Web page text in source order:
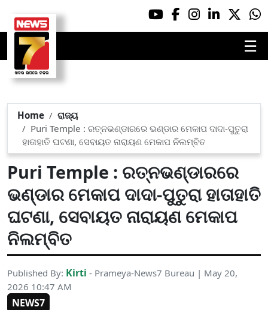
☰
Home
ରାଜ୍ୟ
Puri Temple : ରତ୍ନଭଣ୍ଡାରରେ ଭଣ୍ଡାର ମେକାପ ଦାଦା-ପୁତୁରା
ହାତାହାତି ଘଟଣା, ସେବାୟତ ନାରାୟଣ ମେକାପ ନିଲମ୍ବିତ
Puri Temple : ରତ୍ନଭଣ୍ଡାରରେ
ଭଣ୍ଡାର ମେକାପ ଦାଦା-ପୁତୁରା ହାତାହାତି
ଘଟଣା, ସେବାୟତ ନାରାୟଣ ମେକାପ
ନିଲମ୍ବିତ
Published By: Kirti - Prameya-News7 Bureau | May 20,
2026 10:47 AM
NEWS7